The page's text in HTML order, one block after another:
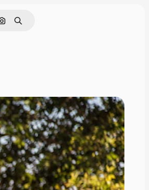
Nach Bild suchen
Suchen